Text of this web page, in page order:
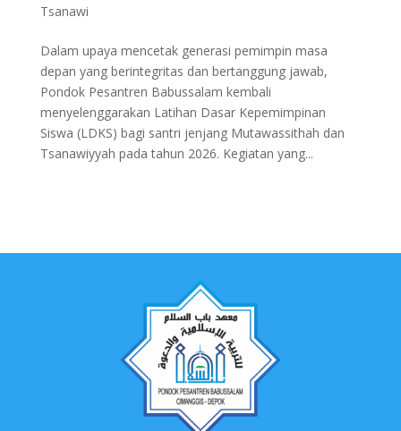
Tsanawi
Dalam upaya mencetak generasi pemimpin masa
depan yang berintegritas dan bertanggung jawab,
Pondok Pesantren Babussalam kembali
menyelenggarakan Latihan Dasar Kepemimpinan
Siswa (LDKS) bagi santri jenjang Mutawassithah dan
Tsanawiyyah pada tahun 2026. Kegiatan yang...